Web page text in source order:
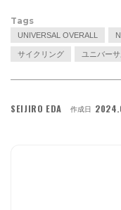
Tags
UNIVERSAL OVERALL
サイクリング ユニバー
SEIJIRO EDA 作成日